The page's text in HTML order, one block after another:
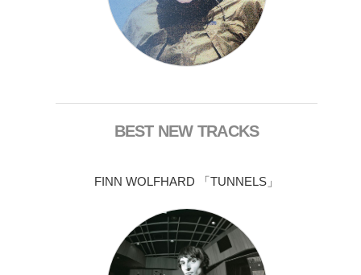
BEST NEW TRACKS
FINN WOLFHARD 「TUNNELS」